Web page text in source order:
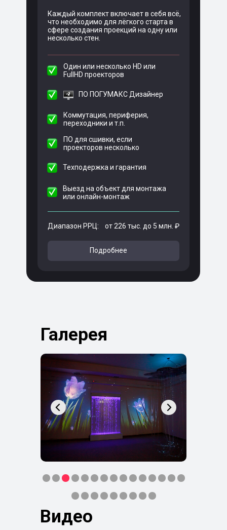
Каждый комплект включает в себя всё,
что необходимо для лёгкого старта в
сфере создания проекций на одну или
несколько стен.
Подробнее
Диапазон РРЦ: от 226 тыс. до 5 млн. ₽
Один или несколько HD или
FullHD проекторов
ПО ПОГУМАКС Дизайнер
Коммутация, периферия,
переходники и т.п.
ПО для сшивки, если
проекторов несколько
Техподержка и гарантия
Выезд на объект для монтажа
или онлайн-монтаж
Галерея
Видео